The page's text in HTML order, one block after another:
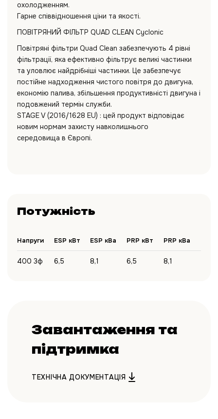
охолодженням.
Гарне співвідношення ціни та якості.
ПОВІТРЯНИЙ ФІЛЬТР QUAD CLEAN Cyclonic
Повітряні фільтри Quad Clean забезпечують 4 рівні
фільтрації, яка ефективно фільтрує великі частинки
та уловлює найдрібніші частинки. Це забезпечує
постійне надходження чистого повітря до двигуна,
економію палива, збільшення продуктивністі двигуна і
подовжений термін служби.
STAGE V (2016/1628 EU) : цей продукт відповідає
новим нормам захисту навколишнього
середовища в Європі.
Потужність
Напруги ESP кВт ESP кВа PRP кВт PRP кВа
400 3ф 6,5 8,1 6,5 8,1
Завантаження та
підтримка
ТЕХНІЧНА ДОКУМЕНТАЦІЯ